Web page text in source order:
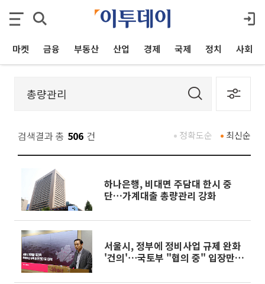
마켓 금융 부동산 산업 경제 국제 정치 사회
검색결과 총 506 건 최신순
정확도순
하나은행, 비대면 주담대 한시 중
단…가계대출 총량관리 강화
서울시, 정부에 정비사업 규제 완화
'건의'⋯국토부 "협의 중" 입장만